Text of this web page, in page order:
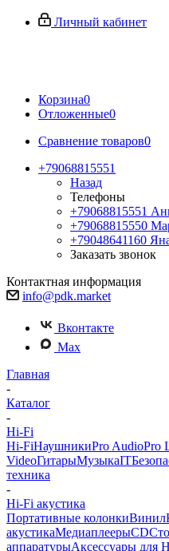
Личный кабинет
Корзина0
Отложенные0
Сравнение товаров0
+79068815551
Назад
Телефоны
+79068815551
+79068815550
+79048641160
Заказать звонок
Контактная информация
info@pdk.market
Вконтакте
Max
Главная
-
Каталог
-
Hi-Fi
Hi-FiНаушникиPro AudioPro
VideoГитарыМузыкаIT
техника
-
Hi-Fi акустика
Портативные колонкиВинил
акустикаМедиаплеерыCD
аппаратурыАксессуары для